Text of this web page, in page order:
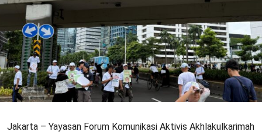
Jakarta – Yayasan Forum Komunikasi Aktivis Akhlakulkarimah